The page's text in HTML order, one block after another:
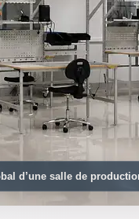
d’une salle de